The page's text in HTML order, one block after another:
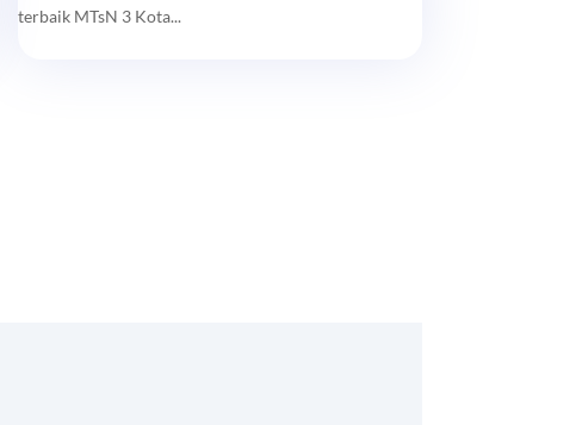
terbaik MTsN 3 Kota...